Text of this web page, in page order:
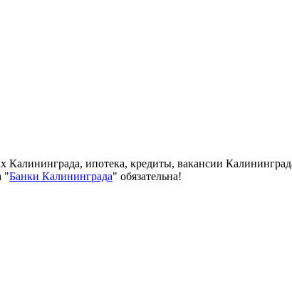
ипотека, кредиты, вакансии
"Банки Калининграда" обязательна!